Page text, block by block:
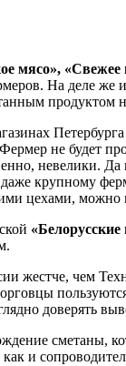
мясо», «Свежее
На деле же
продуктом
не будет
невелики.
крупному
цехами, можно
жестче, чем
доверять
сметаны,
и